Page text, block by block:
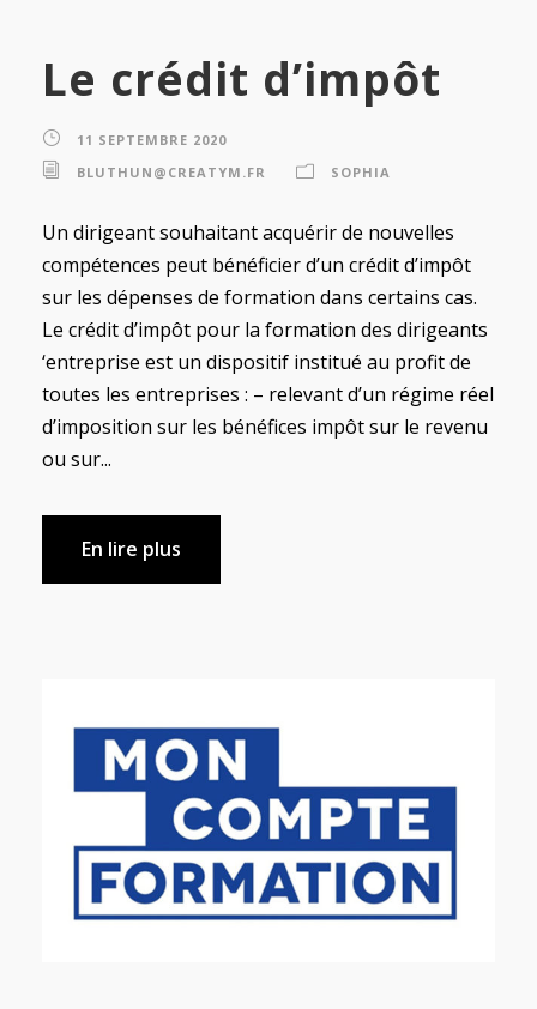
Le crédit d’impôt
11 SEPTEMBRE 2020
BLUTHUN@CREATYM.FR
SOPHIA
Un dirigeant souhaitant acquérir de nouvelles
compétences peut bénéficier d’un crédit d’impôt
sur les dépenses de formation dans certains cas.
Le crédit d’impôt pour la formation des dirigeants
‘entreprise est un dispositif institué au profit de
toutes les entreprises : – relevant d’un régime réel
d’imposition sur les bénéfices impôt sur le revenu
ou sur...
En lire plus